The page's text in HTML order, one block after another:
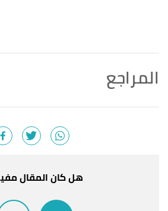
المراجع
Types, Best Practices with
, Retrieved 10/11/2021. Edited.
(6/11/2021),"Digital Marketing"هل كان المقال